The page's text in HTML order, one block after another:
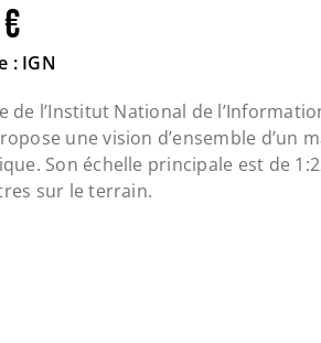
€
: IGN
de l’Institut National de
une vision d’ensemble d’un
Son échelle principale est de
sur le terrain.